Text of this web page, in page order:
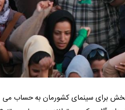
برای سینمای کشورمان به حساب می